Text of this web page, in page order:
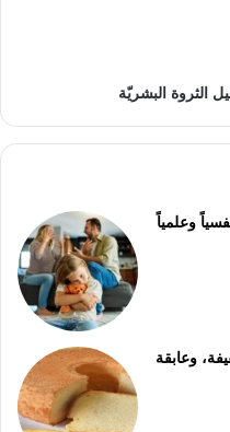
الثروة البشريّة
وعلمياً
وعابقة